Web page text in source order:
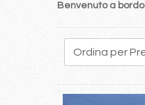
Benvenuto a
265 266